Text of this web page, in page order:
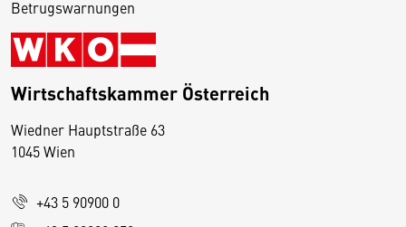
Betrugswarnungen
Wirtschaftskammer Österreich
Wiedner Hauptstraße 63
1045 Wien
+43 5 90900 0
D
s